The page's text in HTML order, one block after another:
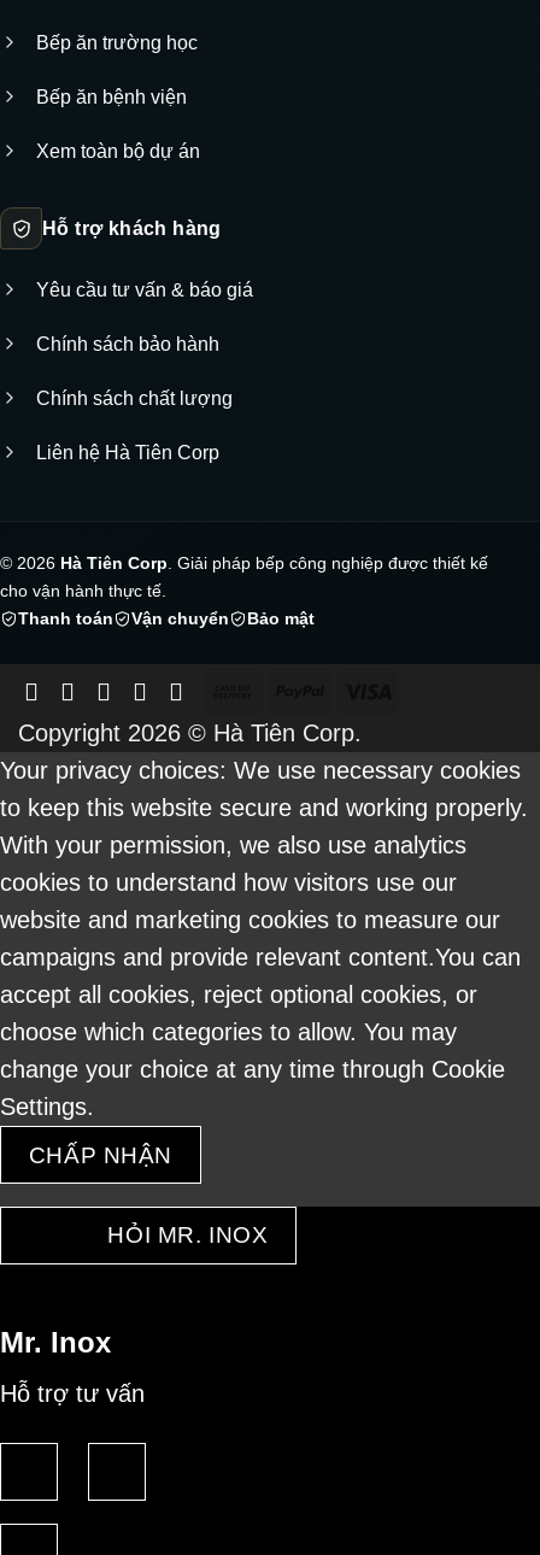
Bếp ăn trường học
Bếp ăn bệnh viện
Xem toàn bộ dự án
Hỗ trợ khách hàng
Yêu cầu tư vấn & báo giá
Chính sách bảo hành
Chính sách chất lượng
Liên hệ Hà Tiên Corp
© 2026 Hà Tiên Corp. Giải pháp bếp công nghiệp được thiết kế
cho vận hành thực tế.
Thanh toán
Vận chuyển Bảo mật
On
Delivery
Copyright 2026 © Hà Tiên Corp.
Your privacy choices: We use necessary cookies
to keep this website secure and working properly.
With your permission, we also use analytics
cookies to understand how visitors use our
website and marketing cookies to measure our
campaigns and provide relevant content.You can
accept all cookies, reject optional cookies, or
choose which categories to allow. You may
change your choice at any time through Cookie
Settings.
CHẤP NHẬN
HỎI MR. INOX
Mr. Inox
Hỗ trợ tư vấn